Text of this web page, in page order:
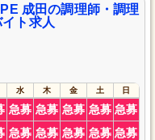
成田の調理師・調理
ト求人
水 木 金 土 日
急募 急募 急募 急募 急募
急募 急募 急募 急募 急募